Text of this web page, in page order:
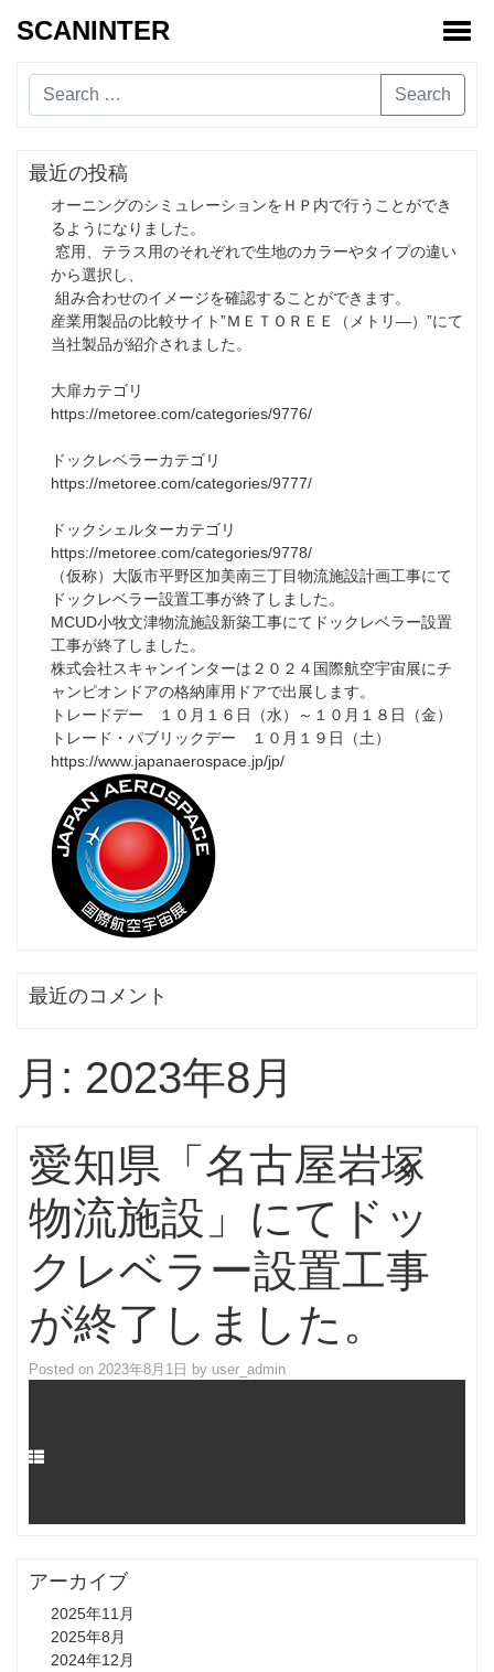
SCANINTER
Search
最近の投稿
オーニングのシミュレーションをＨＰ内で行うことができ
るようになりました。
窓用、テラス用のそれぞれで生地のカラーやタイプの違い
から選択し、
組み合わせのイメージを確認することができます。
産業用製品の比較サイト”ＭＥＴＯＲＥＥ（メトリ―）”にて
当社製品が紹介されました。
大扉カテゴリ
https://metoree.com/categories/9776/
ドックレベラーカテゴリ
https://metoree.com/categories/9777/
ドックシェルターカテゴリ
https://metoree.com/categories/9778/
（仮称）大阪市平野区加美南三丁目物流施設計画工事にて
ドックレベラー設置工事が終了しました。
MCUD小牧文津物流施設新築工事にてドックレベラー設置
工事が終了しました。
株式会社スキャンインターは２０２４国際航空宇宙展にチ
ャンピオンドアの格納庫用ドアで出展します。
トレードデー １０月１６日（水）～１０月１８日（金）
トレード・パブリックデー １０月１９日（土）
https://www.japanaerospace.jp/jp/
最近のコメント
月: 2023年8月
愛知県「名古屋岩塚
物流施設」にてドッ
クレベラー設置工事
が終了しました。
Posted on 2023年8月1日 by user_admin
アーカイブ
2025年11月
2025年8月
2024年12月